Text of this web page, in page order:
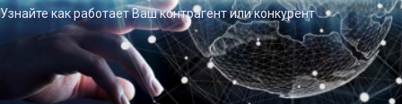
Узнайте как работает Ваш контрагент или конкурент